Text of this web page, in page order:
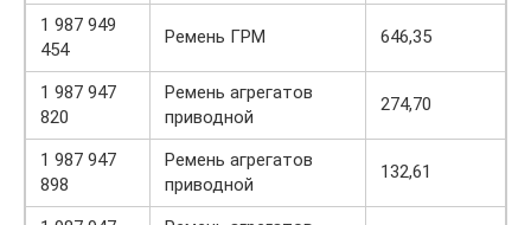
1 987 949
454
Ремень ГРМ 646,35
1 987 947
820
Ремень агрегатов
приводной
274,70
1 987 947
898
Ремень агрегатов
приводной
132,61